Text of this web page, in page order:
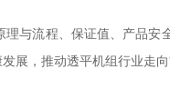
与流程、保证值、产品
展，推动透平机组行业走向